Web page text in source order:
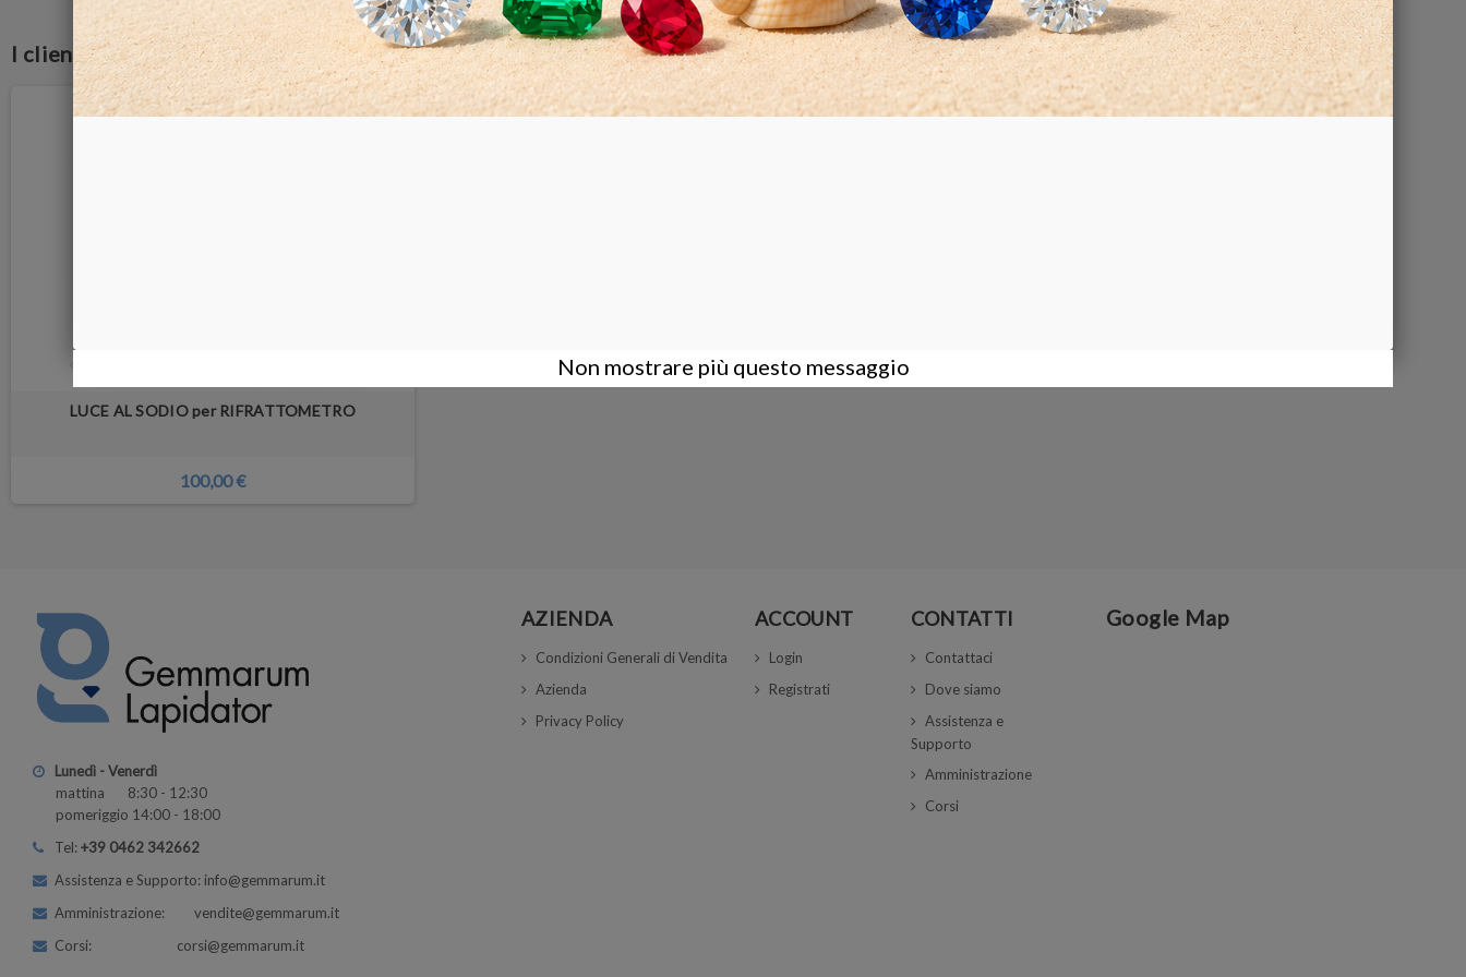
I clienti che hanno acquistato questo prodotto hanno comprato anche:
LUCE AL SODIO per RIFRATTOMETRO
100,00 €
Lunedì - Venerdì
mattina 8:30 - 12:30
pomeriggio 14:00 - 18:00
Tel:+39 0462 342662
Assistenza e Supporto: info@gemmarum.it
Amministrazione: vendite@gemmarum.it
Corsi: corsi@gemmarum.it
AZIENDA
Condizioni Generali di Vendita
Azienda
Privacy Policy
ACCOUNT
Login
Registrati
CONTATTI
Contattaci
Dove siamo
Assistenza e
Supporto
Amministrazione
Corsi
Google Map
Non mostrare più questo messaggio